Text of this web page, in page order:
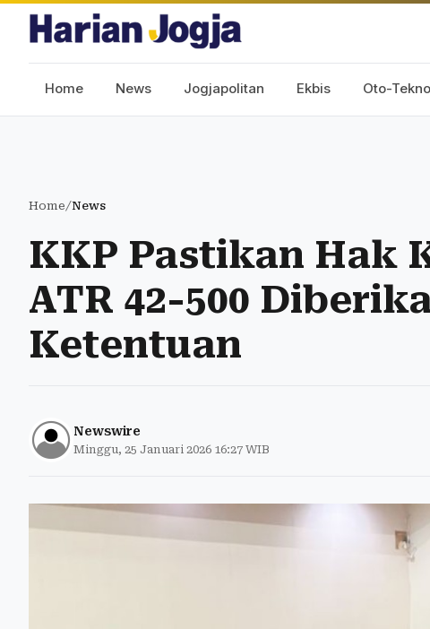
Home News Jogjapolitan Ekbis Oto-Tekno
Home/News
KKP Pastikan Hak
ATR 42-500
Ketentuan
Newswire
Minggu, 25 Januari 2026 16:27 WIB